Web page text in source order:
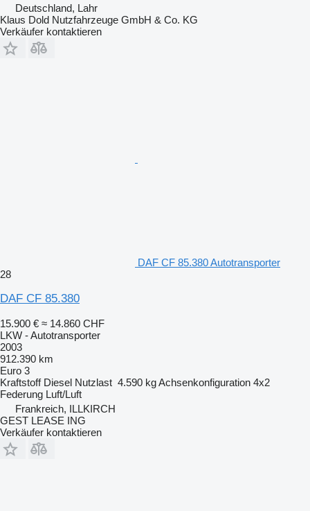
Deutschland, Lahr
Klaus Dold Nutzfahrzeuge GmbH & Co. KG
Verkäufer kontaktieren
DAF CF 85.380 Autotransporter
28
DAF CF 85.380
15.900 € ≈ 14.860 CHF
LKW - Autotransporter
2003
912.390 km
Euro 3
Kraftstoff Diesel Nutzlast 4.590 kgAchsenkonfiguration 4x2
Federung Luft/Luft
Frankreich, ILLKIRCH
GEST LEASE ING
Verkäufer kontaktieren